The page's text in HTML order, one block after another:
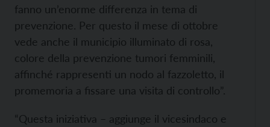
fanno un’enorme differenza in tema di
prevenzione. Per questo il mese di ottobre
vede anche il municipio illuminato di rosa,
colore della prevenzione tumori femminili,
affinché rappresenti un nodo al fazzoletto, il
promemoria a fissare una visita di controllo”.
“Questa iniziativa – aggiunge il vicesindaco e